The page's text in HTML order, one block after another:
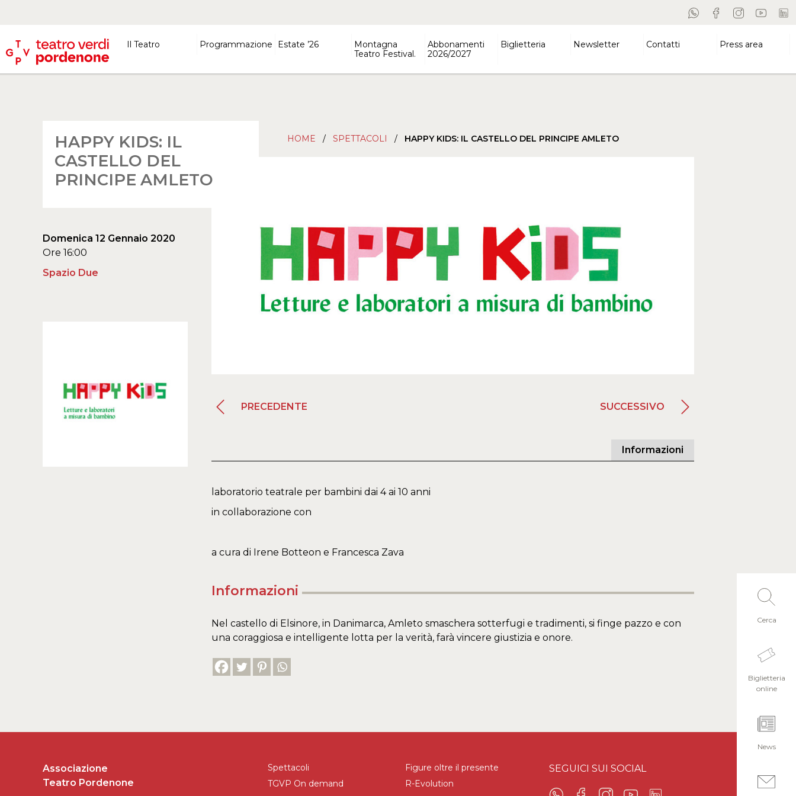
Il Teatro Programmazione Estate ’26
Montagna
Teatro Festival.
Abbonamenti
2026/2027
Biglietteria Newsletter Contatti Press area
HAPPY KIDS: IL
CASTELLO DEL
PRINCIPE AMLETO
Domenica 12 Gennaio 2020
Ore 16:00
Spazio Due
HOME / SPETTACOLI / HAPPY KIDS: IL CASTELLO DEL PRINCIPE AMLETO
PRECEDENTE SUCCESSIVO
Informazioni
laboratorio teatrale per bambini dai 4 ai 10 anni
in collaborazione con
a cura di Irene Botteon e Francesca Zava
Informazioni
Nel castello di Elsinore, in Danimarca, Amleto smaschera sotterfugi e tradimenti, si finge pazzo e con
una coraggiosa e intelligente lotta per la verità, farà vincere giustizia e onore.
Cerca
Biglietteria
online
News
Associazione
Teatro Pordenone
Spettacoli
TGVP On demand
Figure oltre il presente
R-Evolution
SEGUICI SUI SOCIAL